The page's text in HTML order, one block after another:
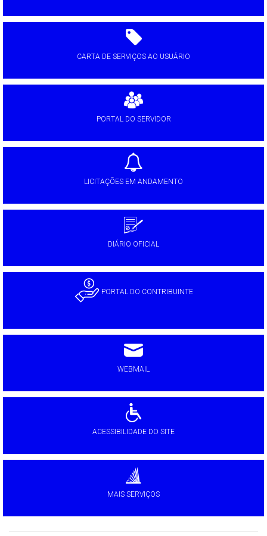
CARTA DE SERVIÇOS AO USUÁRIO
PORTAL DO SERVIDOR
LICITAÇÕES EM ANDAMENTO
DIÁRIO OFICIAL
PORTAL DO CONTRIBUINTE
WEBMAIL
ACESSIBILIDADE DO SITE
MAIS SERVIÇOS